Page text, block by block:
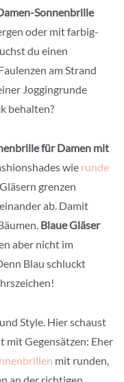
Sonnenbrille
oder mit farbig-
du einen
am Strand
Joggingrunde
behalten?
für Damen mit
wie runde
grenzen
ab. Damit
Blaue Gläser
aber nicht im
Blau schluckt
Style. Hier schaust
mit Gegensätzen: Eher
mit runden,